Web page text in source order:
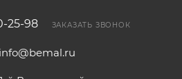
25-98 ЗАКАЗАТЬ ЗВОНОК
info@bemal.ru